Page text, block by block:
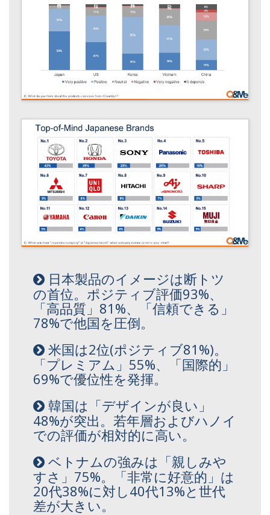
日本製品のイメージは断トツ
の首位。ポジティブ評価93%、
「高品質」81%、「信頼できる」
78%で他国を圧倒。
米国は2位(ポジティブ81%)。
「プレミアム」55%、「国際的」
69%で優位性を発揮。
韓国は「デザインが良い」
48%が突出。若年層およびハノイ
での評価が相対的に高い。
ベトナムの強みは「親しみや
すさ」75%。「非常に好意的」は
20代38%に対し40代13%と世代
差が大きい。